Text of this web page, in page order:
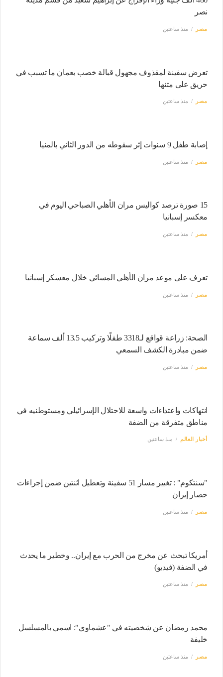
نصر
مصر منذ ساعتين
تعرض سفينة لمقذوف مجهول قبالة خصب بعمان ما تسبب في
حريق على متنها
مصر منذ ساعتين
إصابة طفل 9 سنوات إثر سقوطه من الدور الثاني بالمنيا
مصر منذ ساعتين
15 صورة ترصد كواليس مران الأهلي الصباحي اليوم في
معكسر إسبانيا
مصر منذ ساعتين
تعرف على موعد مران الأهلي المسائي خلال معسكر إسبانيا
مصر منذ ساعتين
الصحة: زراعة قواقع لـ3318 طفلًا وتركيب 13.5 ألف سماعة
ضمن مبادرة الكشف السمعي
مصر منذ ساعتين
انتهاكات واعتداءات واسعة للاحتلال الإسرائيلي ومستوطنيه في
مناطق متفرقة من الضفة
أخبار العالم منذ ساعتين
"سنتكوم" : تغيير مسار 51 سفينة وتعطيل اثنتين ضمن إجراءات
حصار إيران
مصر منذ ساعتين
أمريكا تبحث عن مخرج من الحرب مع إيران.. وخطير ما يحدث
في الضفة (فيديو)
مصر منذ ساعتين
محمد رمضان عن شخصيته في "عشماوي": اسمي بالمسلسل
خليفة
مصر منذ ساعتين